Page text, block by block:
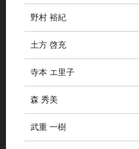
野村 裕紀
土方 啓充
寺本 エ里子
森 秀美
武重 一樹